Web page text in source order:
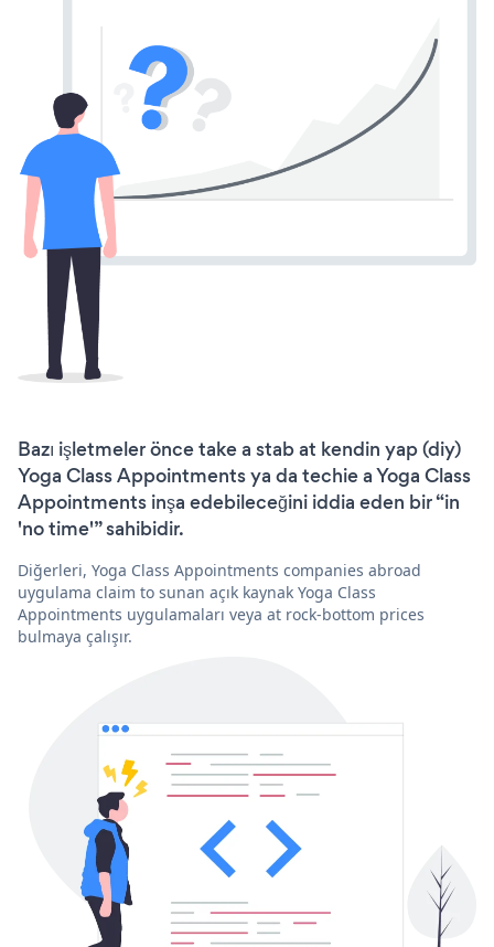
Bazı işletmeler önce take a stab at kendin yap (diy)
Yoga Class Appointments ya da techie a Yoga Class
Appointments inşa edebileceğini iddia eden bir “in
'no time'” sahibidir.
Diğerleri, Yoga Class Appointments companies abroad
uygulama claim to sunan açık kaynak Yoga Class
Appointments uygulamaları veya at rock-bottom prices
bulmaya çalışır.